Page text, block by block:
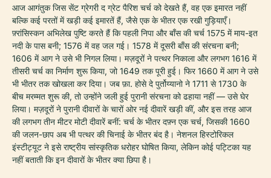
आज आगंतुक जिस सेंट ग्रेगरी द ग्रेट पैरिश चर्च को देखते हैं, वह एक इमारत नहीं
बल्कि कई परतों में खड़ी कई इमारतें हैं, जैसे एक के भीतर एक रखी गुड़ियाएँ।
फ़्रांसिस्कन अभिलेख पुष्टि करते हैं कि पहली निपा और बाँस की चर्च 1575 में माय-इत
नदी के पास बनी; 1576 में वह जल गई। 1578 में दूसरी बाँस की संरचना बनी;
1606 में आग ने उसे भी निगल लिया। मज़दूरों ने पत्थर निकाला और लगभग 1616 में
तीसरी चर्च का निर्माण शुरू किया, जो 1649 तक पूरी हुई। फिर 1660 में आग ने उसे
भी भीतर तक खोखला कर दिया। जब फ़ा. होसे दे पुर्तोय्यानो ने 1711 से 1730 के
बीच मरम्मत शुरू की, तो उन्होंने जली हुई पुरानी संरचना को ढहाया नहीं — उसे घेर
लिया। मज़दूरों ने पुरानी दीवारों के चारों ओर नई दीवारें खड़ी कीं, और इस तरह आज
की लगभग तीन मीटर मोटी दीवारें बनीं: चर्च के भीतर दफ़्न एक चर्च, जिसकी 1660
की जलन-छाप अब भी पत्थर की चिनाई के भीतर बंद है। नेशनल हिस्टोरिकल
इंस्टीट्यूट ने इसे राष्ट्रीय सांस्कृतिक धरोहर घोषित किया, लेकिन कोई पट्टिका यह
नहीं बताती कि इन दीवारों के भीतर क्या छिपा है।